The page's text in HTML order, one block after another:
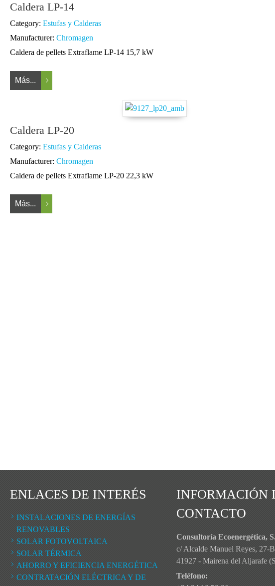
Caldera LP-14
Category: Estufas y Calderas
Manufacturer: Chromagen
Caldera de pellets Extraflame LP-14 15,7 kW
Más...
Caldera LP-20
Category: Estufas y Calderas
Manufacturer: Chromagen
Caldera de pellets Extraflame LP-20 22,3 kW
Más...
ENLACES DE INTERÉS
INSTALACIONES DE ENERGÍAS
RENOVABLES
SOLAR FOTOVOLTAICA
SOLAR TÉRMICA
AHORRO Y EFICIENCIA ENERGÉTICA
CONTRATACIÓN ELÉCTRICA Y DE
INFORMACIÓN
CONTACTO
Consultoría Ecoenergética,
c/ Alcalde Manuel Reyes, 27-B
41927 - Mairena del Aljarafe
Teléfono: